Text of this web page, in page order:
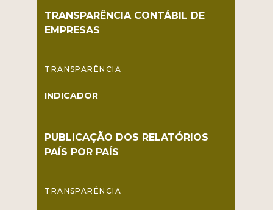
TRANSPARÊNCIA CONTÁBIL DE
EMPRESAS
TRANSPARÊNCIA
INDICADOR
PUBLICAÇÃO DOS RELATÓRIOS
PAÍS POR PAÍS
TRANSPARÊNCIA